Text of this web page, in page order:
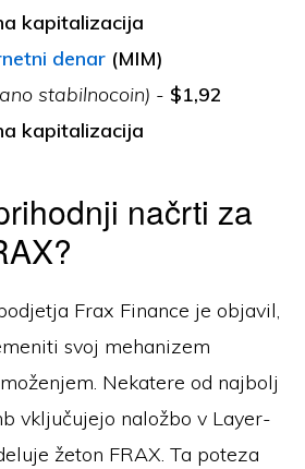
kapitalizacija
denar (MIM)
stabilnocoin) - $1,92
kapitalizacija
načrti za
Frax Finance je objavil,
svoj mehanizem
Nekatere od najbolj
vključujejo naložbo v Layer-
žeton FRAX. Ta poteza